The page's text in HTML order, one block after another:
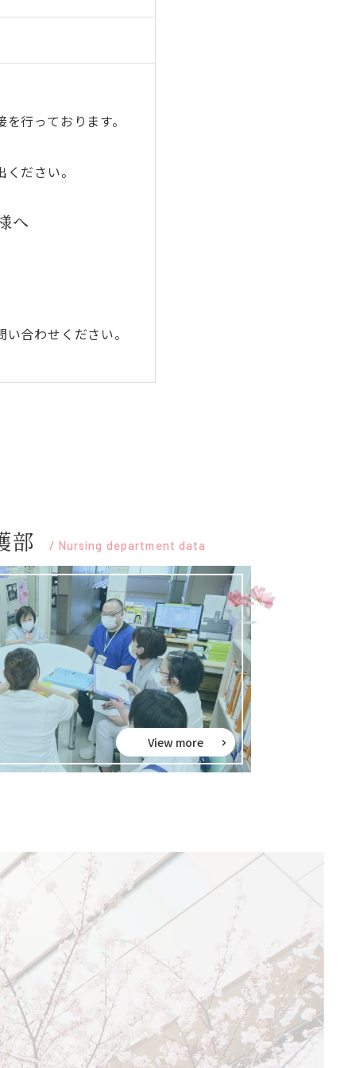
行っております。
ださい。
へ
合わせください。
部 / Nursing department data
View more